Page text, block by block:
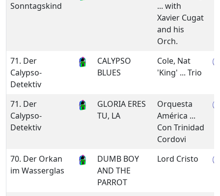
Sonntagskind
... with
Xavier Cugat
and his
Orch.
71. Der
Calypso-
Detektiv
CALYPSO
BLUES
Cole, Nat
'King' ... Trio
71. Der
Calypso-
Detektiv
GLORIA ERES
TU, LA
Orquesta
América ...
Con Trinidad
Cordovi
70. Der Orkan
im Wasserglas
DUMB BOY
AND THE
PARROT
Lord Cristo